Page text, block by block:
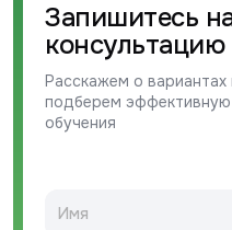
Запишитесь
консультацию
Расскажем о вариантах
подберем
обучения